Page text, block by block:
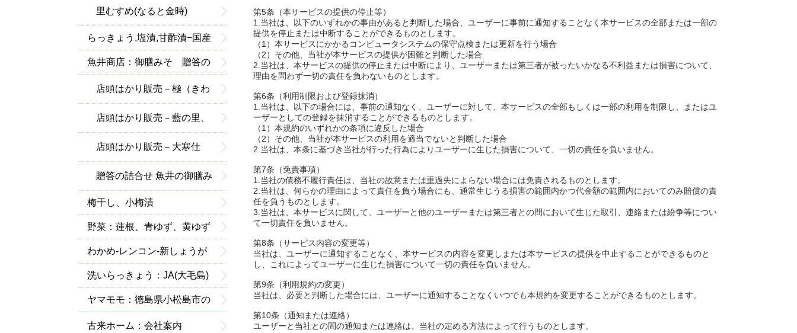
第5条（本サービスの提供の停止等）
1.当社は、以下のいずれかの事由があると判断した場合、ユーザーに事前に通知することなく本サービスの全部または一部の
提供を停止または中断することができるものとします。
（1）本サービスにかかるコンピュータシステムの保守点検または更新を行う場合
（2）その他、当社が本サービスの提供が困難と判断した場合
2.当社は、本サービスの提供の停止または中断により、ユーザーまたは第三者が被ったいかなる不利益または損害について、
理由を問わず一切の責任を負わないものとします。
第6条（利用制限および登録抹消）
1.当社は、以下の場合には、事前の通知なく、ユーザーに対して、本サービスの全部もしくは一部の利用を制限し、またはユ
ーザーとしての登録を抹消することができるものとします。
（1）本規約のいずれかの条項に違反した場合
（2）その他、当社が本サービスの利用を適当でないと判断した場合
2.当社は、本条に基づき当社が行った行為によりユーザーに生じた損害について、一切の責任を負いません。
第7条（免責事項）
1.当社の債務不履行責任は、当社の故意または重過失によらない場合には免責されるものとします。
2.当社は、何らかの理由によって責任を負う場合にも、通常生じうる損害の範囲内かつ代金額の範囲内においてのみ賠償の責
任を負うものとします。
3.当社は、本サービスに関して、ユーザーと他のユーザーまたは第三者との間において生じた取引、連絡または紛争等につい
て一切責任を負いません。
第8条（サービス内容の変更等）
当社は、ユーザーに通知することなく、本サービスの内容を変更しまたは本サービスの提供を中止することができるものと
し、これによってユーザーに生じた損害について一切の責任を負いません。
第9条（利用規約の変更）
当社は、必要と判断した場合には、ユーザーに通知することなくいつでも本規約を変更することができるものとします。
第10条（通知または連絡）
ユーザーと当社との間の通知または連絡は、当社の定める方法によって行うものとします。
里むすめ(なると金時)
らっきょう,塩漬,甘酢漬−国産
(鳴門産)
魚井商店：御膳みそ 贈答の
詰合せ
店頭はかり販売－極（きわ
み）御膳みそ
店頭はかり販売－藍の里、
白みそ
店頭はかり販売－大寒仕
込、昆布みそ 大寒二年込み-
１ｋｇ当り
贈答の詰合せ 魚井の御膳み
そ
梅干し、小梅漬
野菜：蓮根、青ゆず、黄ゆず
わかめ-レンコン-新しょうが
洗いらっきょう：JA(大毛島)
－有機栽培(無農薬)
ヤマモモ：徳島県小松島市の
特産品です
古来ホーム：会社案内